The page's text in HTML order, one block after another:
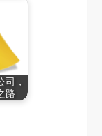
司，
路